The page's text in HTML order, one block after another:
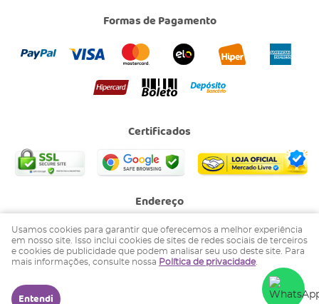
Formas de Pagamento
Certificados
Endereço
CEP: 13964-004
BADULAKE ARTIGOS PARA FESTAS LTDA.
CNPJ: 02.504.263/0002-44
Usamos cookies para garantir que oferecemos a melhor experiência
em nosso site. Isso inclui cookies de sites de redes sociais de terceiros
e cookies de publicidade que podem analisar seu uso deste site. Para
mais informações, consulte nossa Política de privacidade.
Entendi